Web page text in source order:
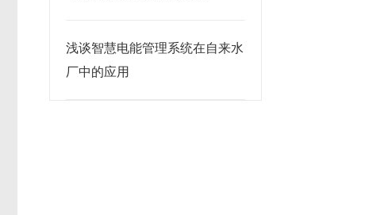
浅谈智慧电能管理系统在自来水
厂中的应用